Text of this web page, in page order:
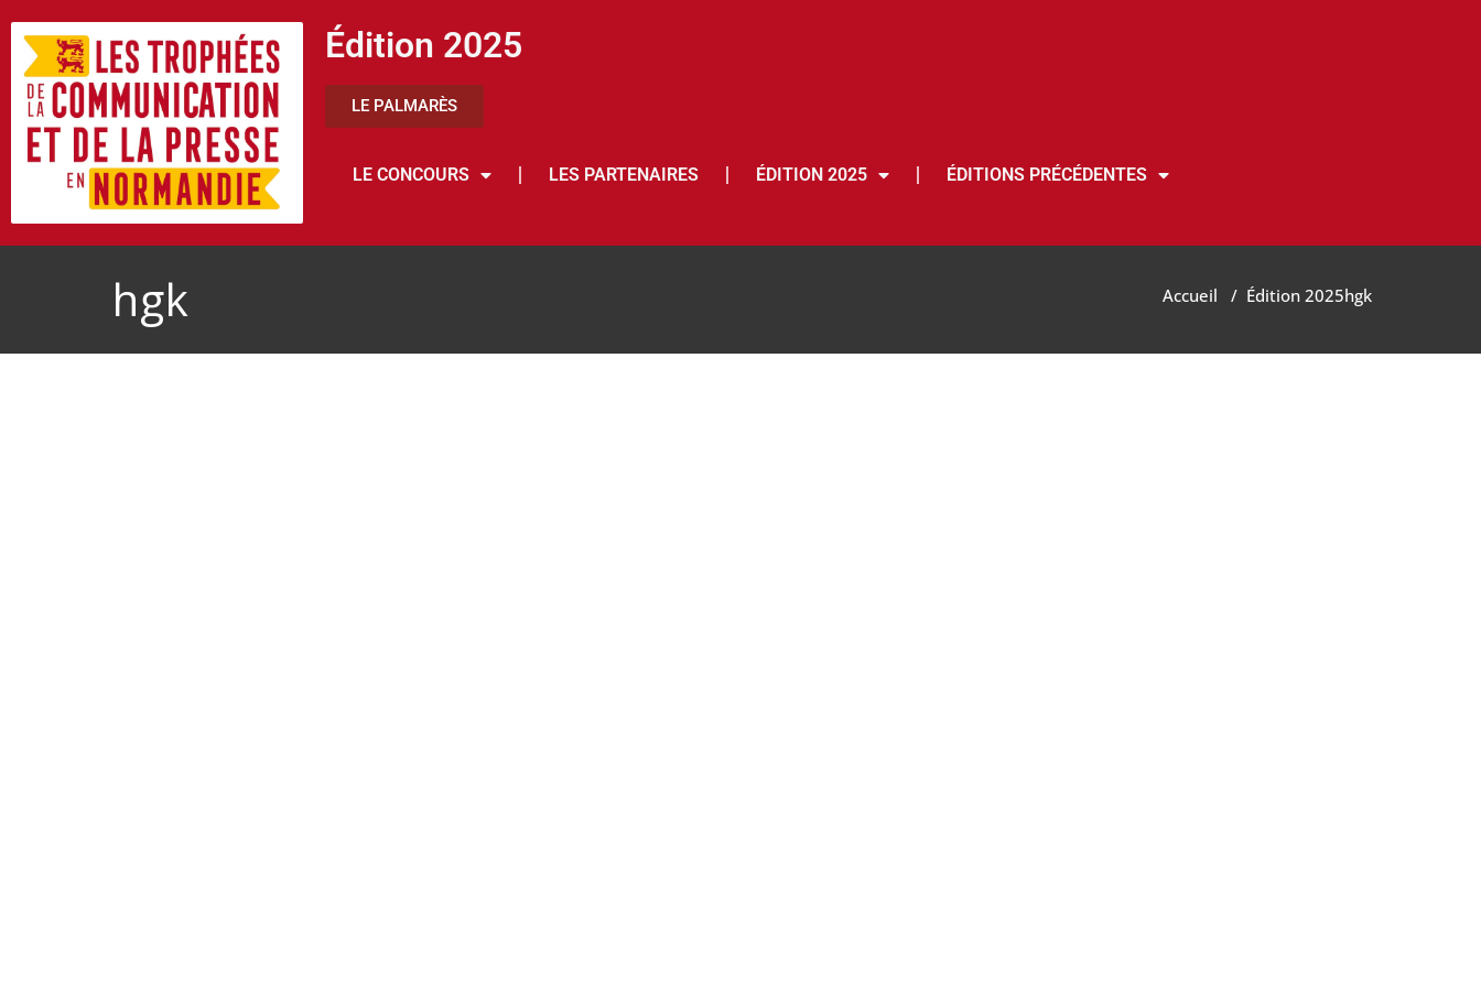
Édition 2025
LE PALMARÈS
LE CONCOURS LES PARTENAIRES ÉDITION 2025 ÉDITIONS PRÉCÉDENTES
hgk Accueil / Édition 2025hgk